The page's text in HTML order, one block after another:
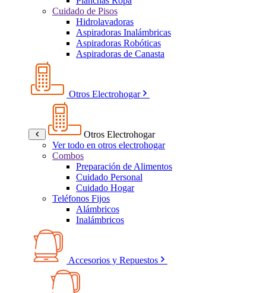
Cuidado de Pisos
Hidrolavadoras
Aspiradoras Inalámbricas
Aspiradoras Robóticas
Aspiradoras de Canasta
Otros Electrohogar
Otros Electrohogar
Ver todo en otros electrohogar
Combos
Preparación de Alimentos
Cuidado Personal
Cuidado Hogar
Teléfonos Fijos
Alámbricos
Inalámbricos
Accesorios y Repuestos